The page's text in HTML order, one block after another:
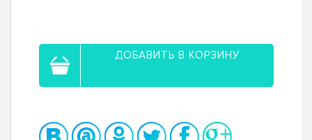
ДОБАВИТЬ В КОРЗИНУ